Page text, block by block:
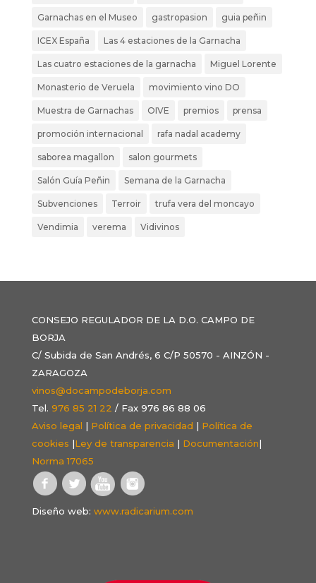
Garnachas en el Museo gastropasion guia peñin
ICEX España Las 4 estaciones de la Garnacha
Las cuatro estaciones de la garnacha Miguel Lorente
Monasterio de Veruela movimiento vino DO
Muestra de Garnachas OIVE premios prensa
promoción internacional rafa nadal academy
saborea magallon salon gourmets
Salón Guía Peñin Semana de la Garnacha
Subvenciones Terroir trufa vera del moncayo
Vendimia verema Vidivinos
CONSEJO REGULADOR DE LA D.O. CAMPO DE
BORJA
C/ Subida de San Andrés, 6 C/P 50570 - AINZÓN -
ZARAGOZA
vinos@docampodeborja.com
Tel. 976 85 21 22 / Fax 976 86 88 06
Aviso legal | Política de privacidad | Política de
cookies |Ley de transparencia | Documentación|
Norma 17065
Diseño web: www.radicarium.com